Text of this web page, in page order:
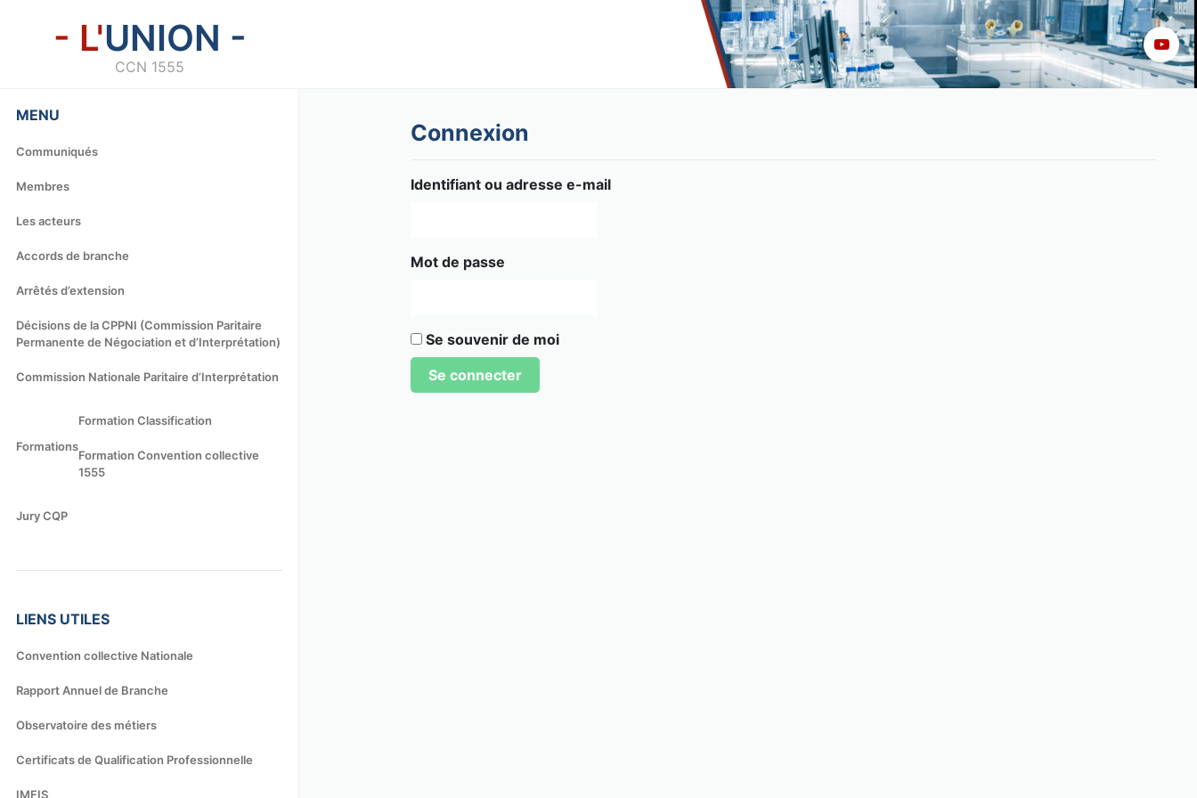
- L'UNION -
CCN 1555
MENU
Communiqués
Membres
Les acteurs
Accords de branche
Arrêtés d’extension
Décisions de la CPPNI (Commission Paritaire
Permanente de Négociation et d’Interprétation)
Commission Nationale Paritaire d’Interprétation
Formations
Formation Classification
Formation Convention collective
1555
Jury CQP
LIENS UTILES
Convention collective Nationale
Rapport Annuel de Branche
Observatoire des métiers
Certificats de Qualification Professionnelle
IMFIS
Connexion
Identifiant ou adresse e-mail
Mot de passe
Se souvenir de moi